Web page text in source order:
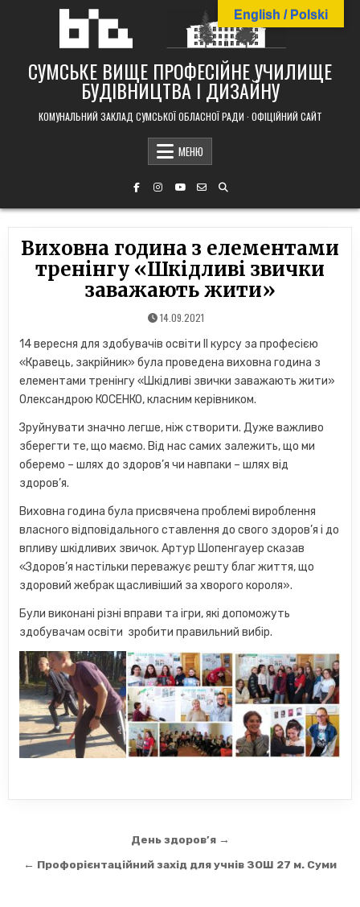
СУМСЬКЕ ВИЩЕ ПРОФЕСІЙНЕ УЧИЛИЩЕ
БУДІВНИЦТВА І ДИЗАЙНУ
КОМУНАЛЬНИЙ ЗАКЛАД СУМСЬКОЇ ОБЛАСНОЇ РАДИ · ОФІЦІЙНИЙ САЙТ
МЕНЮ
Виховна година з елементами
тренінгу «Шкідливі звички
заважають жити»
14.09.2021
14 вересня для здобувачів освіти ІІ курсу за професією
«Кравець, закрійник» була проведена виховна година з
елементами тренінгу «Шкідливі звички заважають жити»
Олександрою КОСЕНКО, класним керівником.
Зруйнувати значно легше, ніж створити. Дуже важливо
зберегти те, що маємо. Від нас самих залежить, що ми
оберемо – шлях до здоров’я чи навпаки – шлях від
здоров’я.
Виховна година була присвячена проблемі вироблення
власного відповідального ставлення до свого здоров’я і до
впливу шкідливих звичок. Артур Шопенгауер сказав
«Здоров’я настільки переважує решту благ життя, що
здоровий жебрак щасливіший за хворого короля».
Були виконані різні вправи та ігри, які допоможуть
здобувачам освіти зробити правильний вибір.
записів
День здоров’я →
← Профорієнтаційний захід для учнів ЗОШ 27 м. Суми
English / Polski